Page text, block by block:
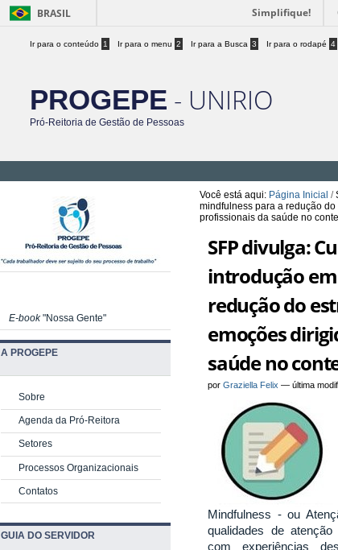
BRASIL Simplifique!
Ir para o conteúdo 1 Ir para o menu 2 Ir para a Busca 3 Ir para o rodapé 4
PROGEPE - UNIRIO
Pró-Reitoria de Gestão de Pessoas
Você está aqui: Página Inicial /
mindfulness para a redução
profissionais da saúde no
SFP divulga:
introdução
redução do
emoções
saúde no
porGraziella Felix —última
Mindfulness - ou
qualidades de
com experiências
E-book"Nossa Gente"
A PROGEPE
Sobre
Agenda da Pró-Reitora
Setores
Processos Organizacionais
Contatos
GUIA DO SERVIDOR